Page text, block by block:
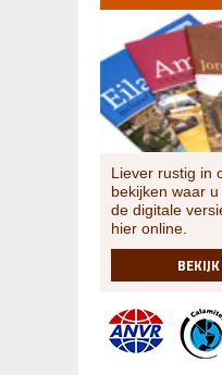
Liever rustig in
bekijken waar
de digitale
hier online.